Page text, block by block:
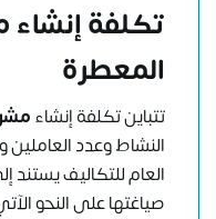
تكلفة
المعطرة
تتباين تكلفة إنشاء
النشاط وعدد العاملين
العام للتكاليف
صياغتها على النحو